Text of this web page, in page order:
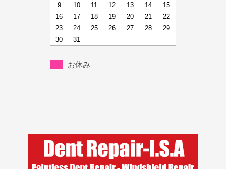
9
10 11 12 13 14
15
16
17 18 19 20 21
22
23
24 25 26 27 28
29
30
31
お休み